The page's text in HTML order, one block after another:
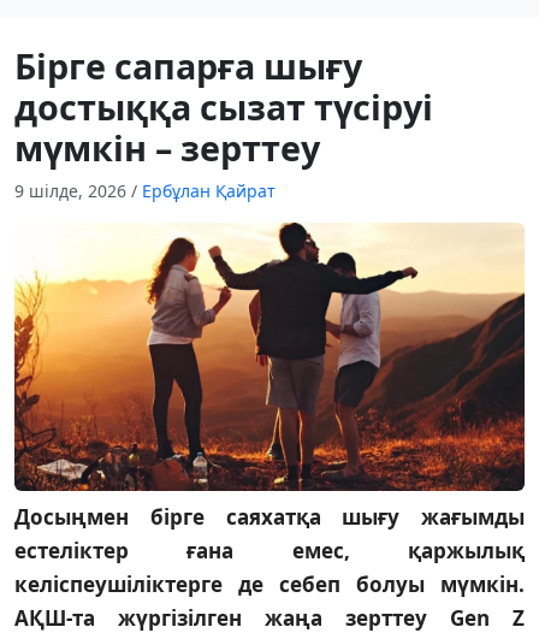
Бірге сапарға шығу
достыққа сызат түсіруі
мүмкін – зерттеу
9 шілде, 2026 / Ербұлан Қайрат
Досыңмен бірге саяхатқа шығу жағымды
естеліктер ғана емес, қаржылық
келіспеушіліктерге де себеп болуы мүмкін.
АҚШ-та жүргізілген жаңа зерттеу Gen Z